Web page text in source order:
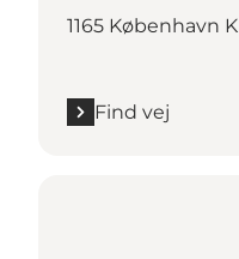
1165 København K
Find vej